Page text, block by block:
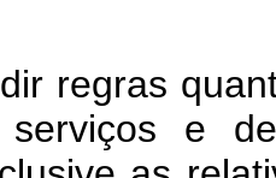
quanto
serviços e